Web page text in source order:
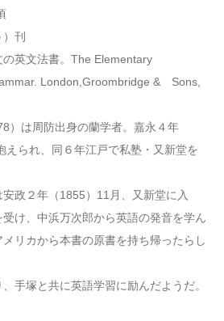
刊
英文法書。The Elementary
London,Groombridge & Sons,
）は周防出身の蘭学者。嘉永４年
えられ、同６年江戸で私塾・又新堂を
政２年（1855）11月、又新堂に入
け、中浜万次郎から英語の発音を学ん
リカから本書の原書を持ち帰ったらし
手塚と共に英語学習に励んだようだ。